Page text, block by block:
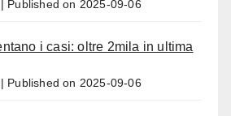
Published on 2025-09-06
i casi: oltre 2mila in ultima
Published on 2025-09-06